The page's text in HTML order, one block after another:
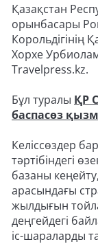
Қазақстан
орынбасары
Корольдігінің
Хорхе
Travelpress.kz.
Бұл туралы ҚР
баспасөз
Келіссөздер
тәртібіндегі
базаны
арасындағы
жылдығын
деңгейдегі
іс-шараларды